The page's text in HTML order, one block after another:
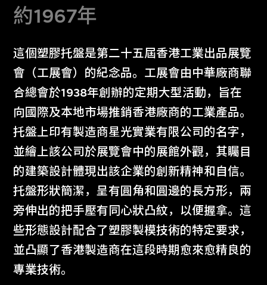
約1967年
這個塑膠托盤是第二十五屆香港工業出品展覽
會（工展會）的紀念品。工展會由中華廠商聯
合總會於1938年創辦的定期大型活動，旨在
向國際及本地市場推銷香港廠商的工業產品。
托盤上印有製造商星光實業有限公司的名字，
並繪上該公司於展覽會中的展館外觀，其矚目
的建築設計體現出該企業的創新精神和自信。
托盤形狀簡潔，呈有圓角和圓邊的長方形，兩
旁伸出的把手壓有同心狀凸紋，以便握拿。這
些形態設計配合了塑膠製模技術的特定要求，
並凸顯了香港製造商在這段時期愈來愈精良的
專業技術。